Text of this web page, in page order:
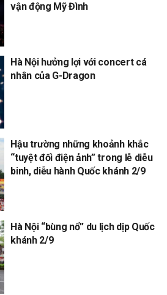
vận động Mỹ Đình
Hà Nội hưởng lợi với concert cá
nhân của G-Dragon
Hậu trường những khoảnh khắc
“tuyệt đối điện ảnh” trong lễ diễu
binh, diễu hành Quốc khánh 2/9
Hà Nội “bùng nổ” du lịch dịp Quốc
khánh 2/9